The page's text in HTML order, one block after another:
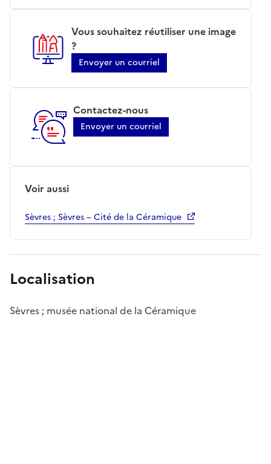
Vous souhaitez réutiliser une image
?
Envoyer un courriel
Contactez-nous
Envoyer un courriel
Voir aussi
Sèvres ; Sèvres – Cité de la Céramique
Localisation
Sèvres ; musée national de la Céramique